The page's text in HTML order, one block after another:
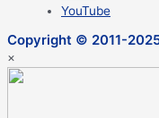
YouTube
Copyright © 2011-
×